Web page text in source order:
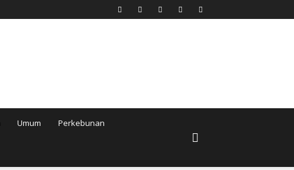
Umum Perkebunan